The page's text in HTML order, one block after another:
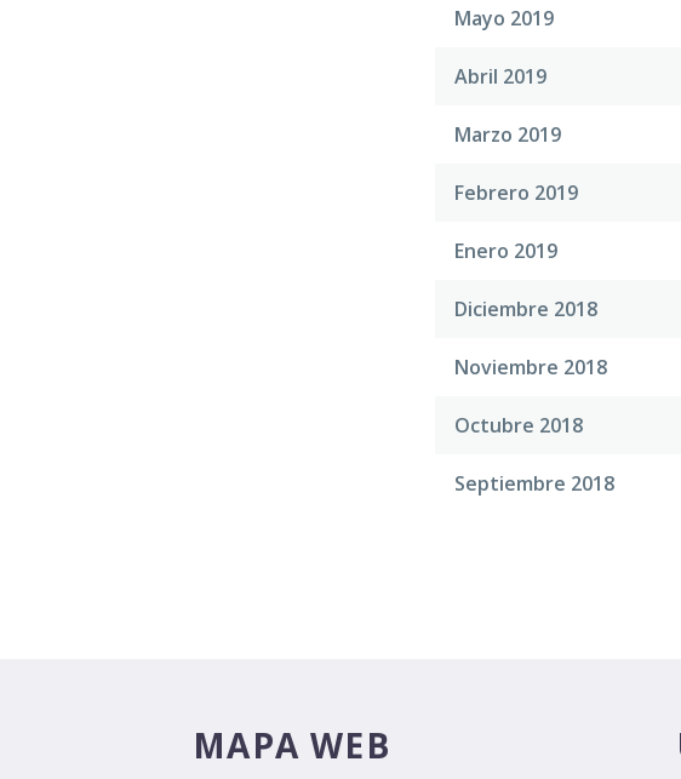
Mayo 2019
Abril 2019
Marzo 2019
Febrero 2019
Enero 2019
Diciembre 2018
Noviembre 2018
Octubre 2018
Septiembre 2018
MAPA WEB